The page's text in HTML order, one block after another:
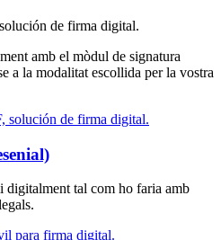
amb el mòdul de signatura
a la modalitat escollida per la vostra
tal com ho faria amb